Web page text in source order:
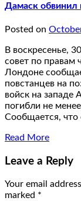
Дамаск обвинил
Posted on
В воскресенье,
совет по правам
Лондоне
повстанцев на
войск на западе
погибли не
Сообщается, что
Read More
Leave a Reply
Your email
marked *